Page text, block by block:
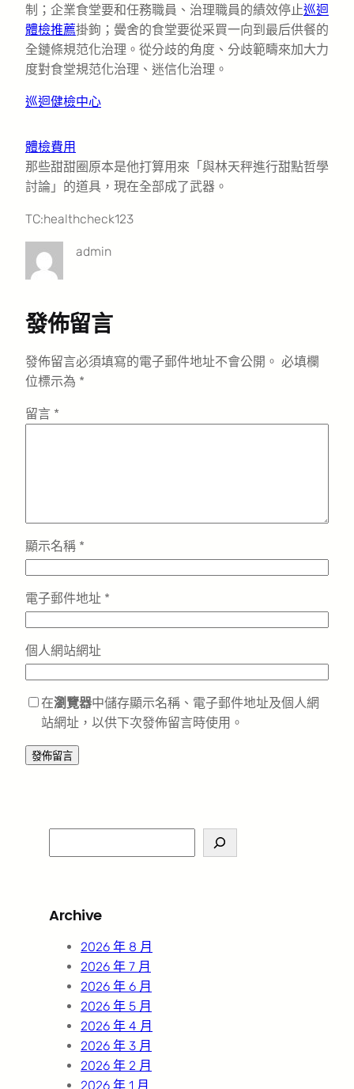
制；企業食堂要和任務職員、治理職員的績效停止巡迴
體檢推薦掛鉤；黌舍的食堂要從采買一向到最后供餐的
全鏈條規范化治理。從分歧的角度、分歧範疇來加大力
度對食堂規范化治理、迷信化治理。
巡迴健檢中心
體檢費用
那些甜甜圈原本是他打算用來「與林天秤進行甜點哲學
討論」的道具，現在全部成了武器。
TC:healthcheck123
admin
發佈留言
發佈留言必須填寫的電子郵件地址不會公開。 必填欄
位標示為 *
留言 *
顯示名稱 *
電子郵件地址 *
個人網站網址
在瀏覽器中儲存顯示名稱、電子郵件地址及個人網
站網址，以供下次發佈留言時使用。
e
c
Archive
2026 年 8 月
2026 年 7 月
2026 年 6 月
2026 年 5 月
2026 年 4 月
2026 年 3 月
2026 年 2 月
2026 年 1 月